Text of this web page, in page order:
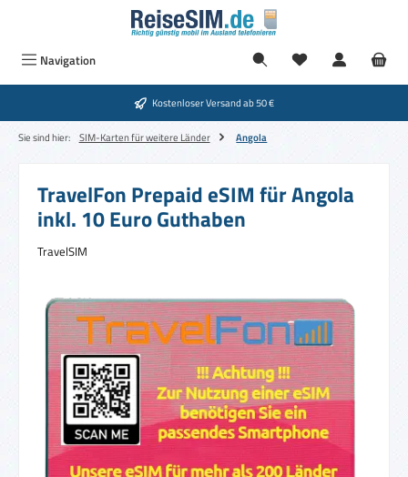
Zum Hauptinhalt springen
Navigation
Kostenloser Versand ab 50 €
Sie sind hier: SIM-Karten für weitere Länder Angola
TravelFon Prepaid eSIM für Angola
inkl. 10 Euro Guthaben
TravelSIM
Bildergalerie überspringen